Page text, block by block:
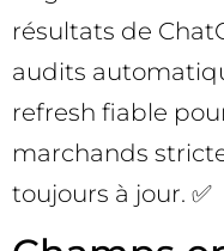
résultats de
audits
refresh fiable
marchands
toujours à jour. ✅